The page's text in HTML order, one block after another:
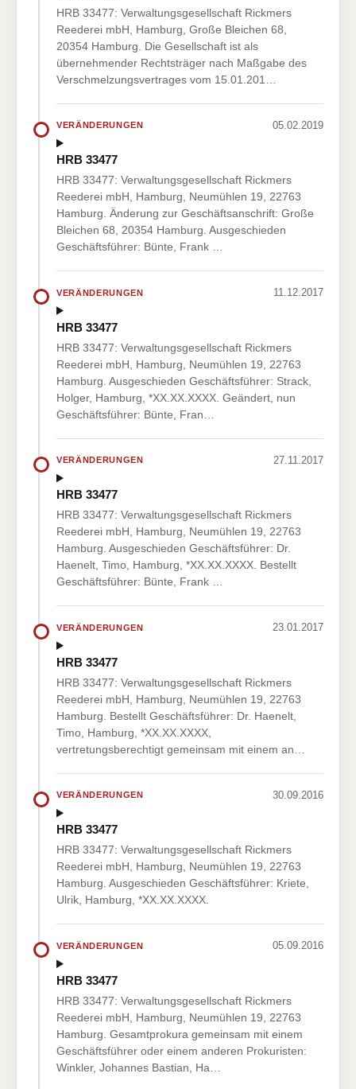
HRB 33477: Verwaltungsgesellschaft Rickmers
Reederei mbH, Hamburg, Große Bleichen 68,
20354 Hamburg. Die Gesellschaft ist als
übernehmender Rechtsträger nach Maßgabe des
Verschmelzungsvertrages vom 15.01.201…
VERÄNDERUNGEN 05.02.2019
HRB 33477
HRB 33477: Verwaltungsgesellschaft Rickmers
Reederei mbH, Hamburg, Neumühlen 19, 22763
Hamburg. Änderung zur Geschäftsanschrift: Große
Bleichen 68, 20354 Hamburg. Ausgeschieden
Geschäftsführer: Bünte, Frank …
VERÄNDERUNGEN 11.12.2017
HRB 33477
HRB 33477: Verwaltungsgesellschaft Rickmers
Reederei mbH, Hamburg, Neumühlen 19, 22763
Hamburg. Ausgeschieden Geschäftsführer: Strack,
Holger, Hamburg, *XX.XX.XXXX. Geändert, nun
Geschäftsführer: Bünte, Fran…
VERÄNDERUNGEN 27.11.2017
HRB 33477
HRB 33477: Verwaltungsgesellschaft Rickmers
Reederei mbH, Hamburg, Neumühlen 19, 22763
Hamburg. Ausgeschieden Geschäftsführer: Dr.
Haenelt, Timo, Hamburg, *XX.XX.XXXX. Bestellt
Geschäftsführer: Bünte, Frank …
VERÄNDERUNGEN 23.01.2017
HRB 33477
HRB 33477: Verwaltungsgesellschaft Rickmers
Reederei mbH, Hamburg, Neumühlen 19, 22763
Hamburg. Bestellt Geschäftsführer: Dr. Haenelt,
Timo, Hamburg, *XX.XX.XXXX,
vertretungsberechtigt gemeinsam mit einem an…
VERÄNDERUNGEN 30.09.2016
HRB 33477
HRB 33477: Verwaltungsgesellschaft Rickmers
Reederei mbH, Hamburg, Neumühlen 19, 22763
Hamburg. Ausgeschieden Geschäftsführer: Kriete,
Ulrik, Hamburg, *XX.XX.XXXX.
VERÄNDERUNGEN 05.09.2016
HRB 33477
HRB 33477: Verwaltungsgesellschaft Rickmers
Reederei mbH, Hamburg, Neumühlen 19, 22763
Hamburg. Gesamtprokura gemeinsam mit einem
Geschäftsführer oder einem anderen Prokuristen:
Winkler, Johannes Bastian, Ha…